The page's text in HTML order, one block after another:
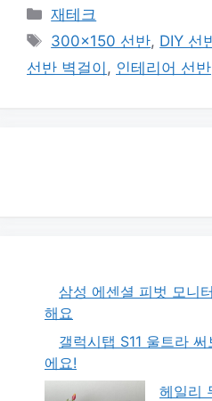
카
테
리
재테크
태
그
300x150 선반, DIY 선
선반 벽걸이 , 인테리어 선반
삼성 에센셜 피벗 모니
해요
갤럭시탭 S11 울트라
에요!
헤일리